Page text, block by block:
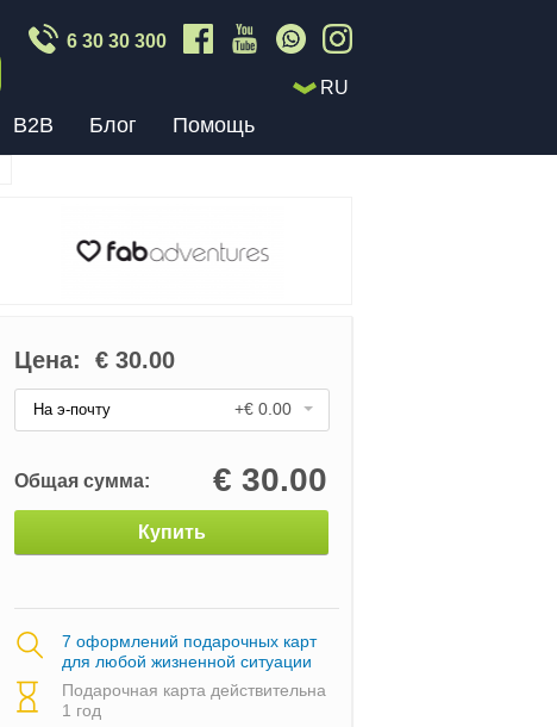
6 30 30 300
RU
B2B Блог Помощь
Цена: € 30.00
На э-почту +€ 0.00
Общая сумма: € 30.00
Купить
7 оформлений подарочных карт
для любой жизненной ситуации
Подарочная карта действительна
1 год